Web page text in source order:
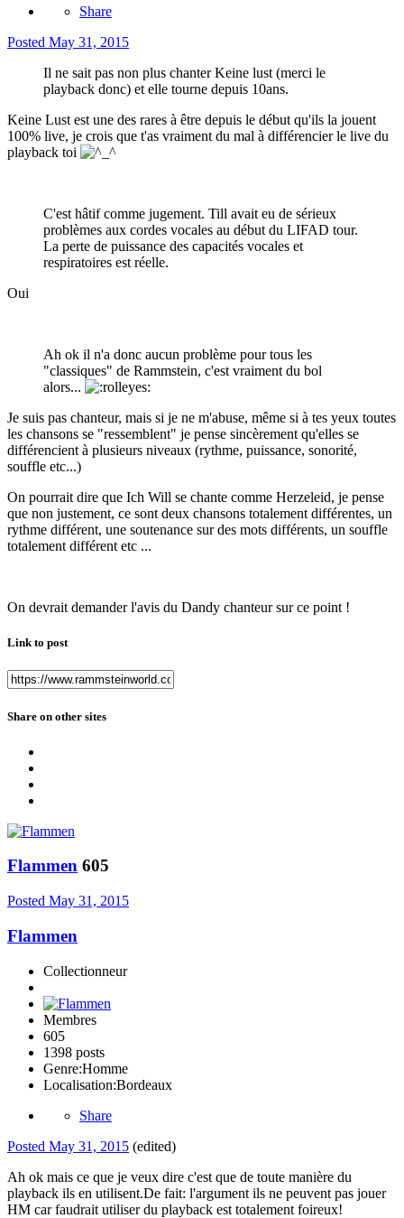
Share
Posted May 31, 2015
Il ne sait pas non plus chanter Keine lust (merci le
playback donc) et elle tourne depuis 10ans.
Keine Lust est une des rares à être depuis le début qu'ils la jouent
100% live, je crois que t'as vraiment du mal à différencier le live du
playback toi
C'est hâtif comme jugement. Till avait eu de sérieux
problèmes aux cordes vocales au début du LIFAD tour.
La perte de puissance des capacités vocales et
respiratoires est réelle.
Oui
Ah ok il n'a donc aucun problème pour tous les
"classiques" de Rammstein, c'est vraiment du bol
alors...
Je suis pas chanteur, mais si je ne m'abuse, même si à tes yeux toutes
les chansons se "ressemblent" je pense sincèrement qu'elles se
différencient à plusieurs niveaux (rythme, puissance, sonorité,
souffle etc...)
On pourrait dire que Ich Will se chante comme Herzeleid, je pense
que non justement, ce sont deux chansons totalement différentes, un
rythme différent, une soutenance sur des mots différents, un souffle
totalement différent etc ...
On devrait demander l'avis du Dandy chanteur sur ce point !
Link to post
Share on other sites
Flammen 605
Posted May 31, 2015
Flammen
Collectionneur
Membres
605
1398 posts
Genre:Homme
Localisation:Bordeaux
Share
Posted May 31, 2015 (edited)
Ah ok mais ce que je veux dire c'est que de toute manière du
playback ils en utilisent.De fait: l'argument ils ne peuvent pas jouer
HM car faudrait utiliser du playback est totalement foireux!